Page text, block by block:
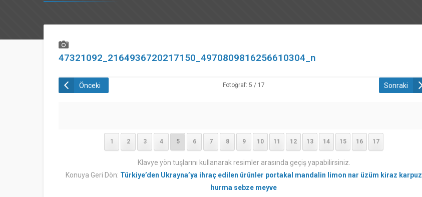
47321092_2164936720217150_4970809816256610304_n
Önceki Fotoğraf: 5 / 17 Sonraki
1 2 3 4 5 6 7 8 9 10 11 12 13 14 15 16 17
Klavye yön tuşlarını kullanarak resimler arasında geçiş yapabilirsiniz.
Konuya Geri Dön: Türkiye’den Ukrayna’ya ihraç edilen ürünler portakal mandalin limon nar üzüm kiraz karpuz
hurma sebze meyve